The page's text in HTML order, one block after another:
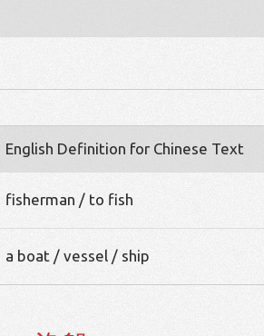
English Definition for Chinese Text
fisherman / to fish
a boat / vessel / ship